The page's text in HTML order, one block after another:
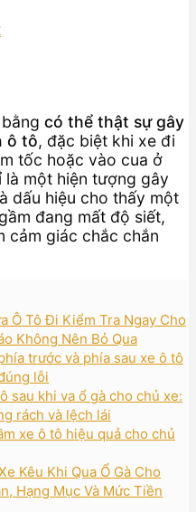
có thể thật sự gây
ô tô, đặc biệt khi xe đi
tốc hoặc vào cua ở
một hiện tượng gây
dấu hiệu cho thấy một
đang mất độ siết,
cảm giác chắc chắn
Ô Tô Đi Kiểm Tra Ngay Cho
Không Nên Bỏ Qua
trước và phía sau xe ô tô
lỗi
sau khi va ổ gà cho chủ xe:
rách và lệch lái
xe ô tô hiệu quả cho chủ
Kêu Khi Qua Ổ Gà Cho
Hạng Mục Và Mức Tiền